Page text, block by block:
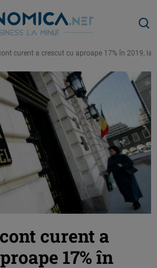
curent a crescut cu aproape 17% în 2019, la
curent a
17% în